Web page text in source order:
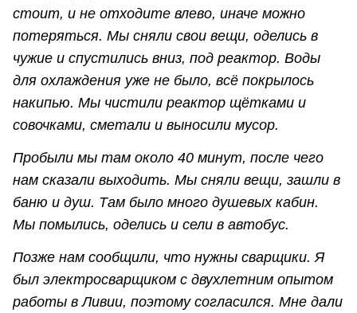
стоит, и не отходите влево, иначе можно
потеряться. Мы сняли свои вещи, оделись в
чужие и спустились вниз, под реактор. Воды
для охлаждения уже не было, всё покрылось
накипью. Мы чистили реактор щётками и
совочками, сметали и выносили мусор.
Пробыли мы там около 40 минут, после чего
нам сказали выходить. Мы сняли вещи, зашли в
баню и душ. Там было много душевых кабин.
Мы помылись, оделись и сели в автобус.
Позже нам сообщили, что нужны сварщики. Я
был электросварщиком с двухлетним опытом
работы в Ливии, поэтому согласился. Мне дали